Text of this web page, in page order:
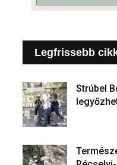
Legfrissebb
Strúbel